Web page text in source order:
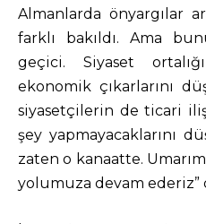
Almanlarda önyargılar
farklı bakıldı. Ama
geçici. Siyaset
ekonomik çıkarlarını
siyasetçilerin de ticari
şey yapmayacaklarını
zaten o kanaatte.
yolumuza devam ederiz”